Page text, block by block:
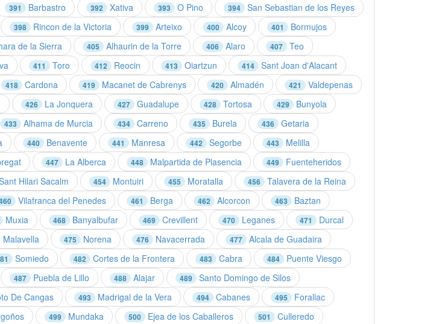
391 Barbastro 392 Xativa 393 O Pino 394 San Sebastian de los Reyes
398 Rincon de la Victoria 399 Arteixo 400 Alcoy 401 Bormujos
de la Sierra 405 Alhaurin de la Torre 406 Alaro 407 Teo
411 Toro 412 Reocin 413 Oiartzun 414 Sant Joan d'Alacant
418 Cardona 419 Macanet de Cabrenys 420 Almadén 421 Valdepenas
426 La Jonquera 427 Guadalupe 428 Tortosa 429 Bunyola
433 Alhama de Murcia 434 Carreno 435 Burela 436 Getaria
440 Benavente 441 Manresa 442 Segorbe 443 Melilla
447 La Alberca 448 Malpartida de Plasencia 449 Fuenteheridos
Hilari Sacalm 454 Montuiri 455 Moratalla 456 Talavera de la Reina
Vilafranca del Penedes 461 Berga 462 Alcorcon 463 Baztan
Muxia 468 Banyalbufar 469 Crevillent 470 Leganes 471 Durcal
Malavella 475 Norena 476 Navacerrada 477 Alcala de Guadaira
Somiedo 482 Cortes de la Frontera 483 Cabra 484 Puente Viesgo
487 Puebla de Lillo 488 Alajar 489 Santo Domingo de Silos
De Cangas 493 Madrigal de la Vera 494 Cabanes 495 Forallac
499 Mundaka 500 Ejea de los Caballeros 501 Culleredo